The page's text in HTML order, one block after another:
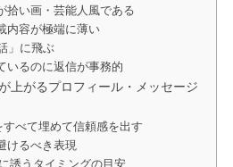
拾い画・芸能人風である
内容が極端に薄い
」に飛ぶ
いるのに返信が事務的
上がるプロフィール・メッセージ
べて埋めて信頼感を出す
けるべき表現
誘うタイミングの目安